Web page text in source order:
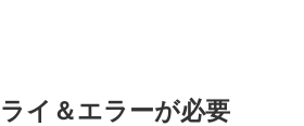
イ＆エラーが必要